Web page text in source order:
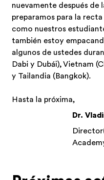
nuevamente después de
preparamos para la
como nuestros
también estoy
algunos de ustedes
Dabi y Dubái), Vietnam
y Tailandia (Bangkok).
Hasta la próxima,
Dr.